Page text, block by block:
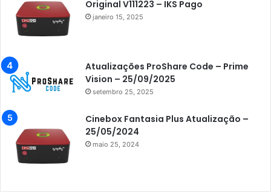
Azamerica F92 Plus
Azamerica Gold
Azamerica i7 IPTV
Azamerica King
Azamerica King GX PRO
Azamerica King IPTV
Azamerica Mobi
Original V111223 – IKS Pago
janeiro 15, 2025
Atualizações ProShare Code – Prime
Vision – 25/09/2025
setembro 25, 2025
Cinebox Fantasia Plus Atualização –
25/05/2024
maio 25, 2024